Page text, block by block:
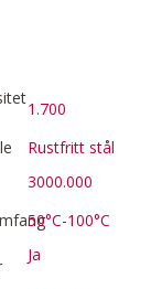
1.700
Rustfritt stål
3000.000
50°C-100°C
Ja